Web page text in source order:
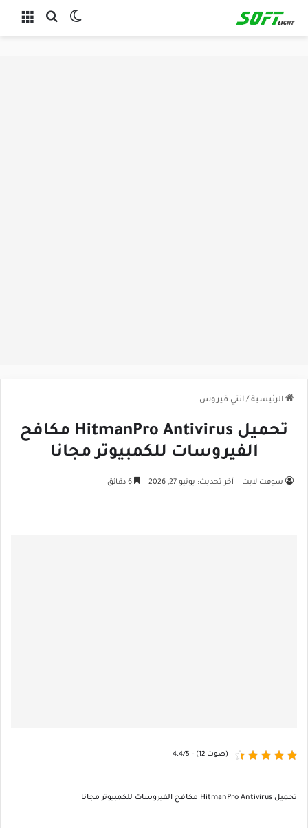
القائمة بحث عن
الرئيسية / انتي فيروس
تحميل HitmanPro Antivirus مكافح
الفيروسات للكمبيوتر مجانا
سوفت لايت آخر تحديث: يونيو 27, 2026
4.4/5 - (12 صوت)
تحميل HitmanPro Antivirus مكافح الفيروسات للكمبيوتر مجانا